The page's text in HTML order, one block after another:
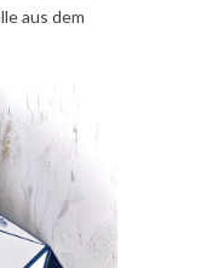
aus dem